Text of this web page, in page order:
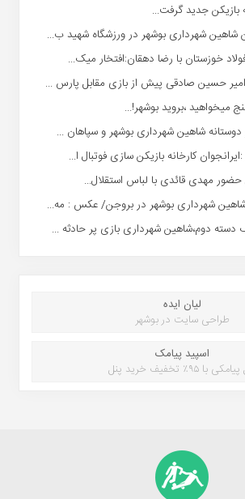
بازیکن جدید گرفت...
شاهین شهردارى بوشهر در ورزشگاه شهید ب...
خوزستان با رضا دهقان:افتخار میک...
حسین صادقی پیش از بازی مقابل پارس ...
میخواهید ،بروید بوشهر!...
دوستانه شاهین شهردارى بوشهر و سپاهان ...
کارخانه بازیکن سازی فوتبال ا...
حضور مهدی قائدی با لباس استقلال...
شاهین شهرداری بوشهر در بروجن/ عکس : مه...
دسته دوم،شاهین شهرداری بازی پر حادثه ...
لیان ایده
طراحی سایت در بوشهر
اسپید پیامک
با ۹۵٪ تخفیف خرید پنل